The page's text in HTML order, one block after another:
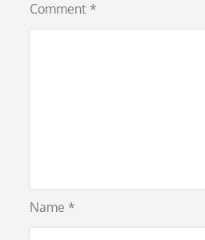
Comment *
Name *